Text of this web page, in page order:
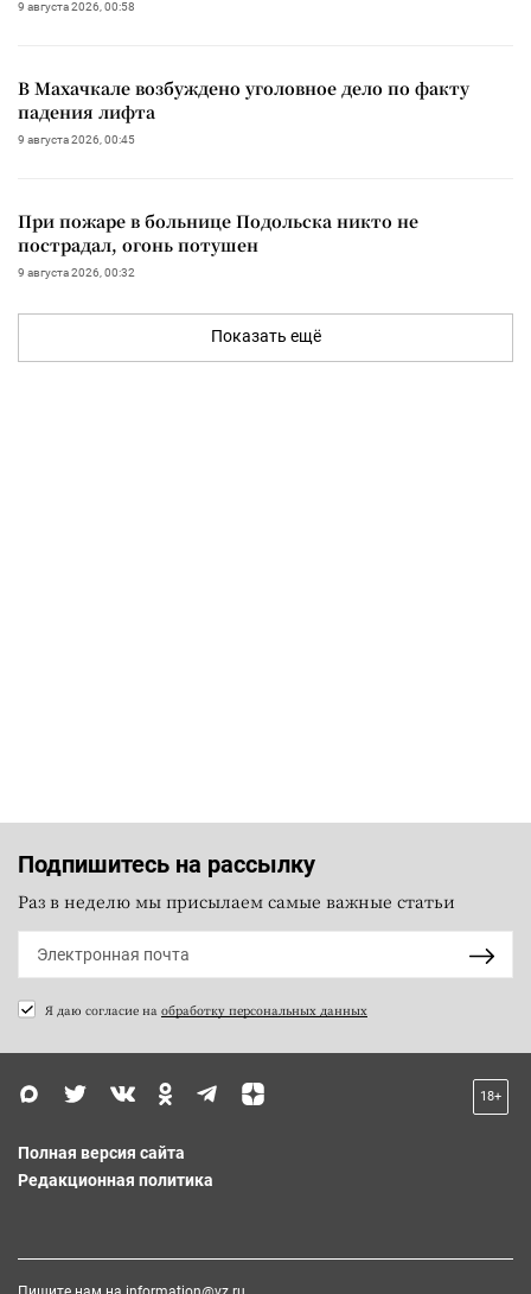
9 августа 2026, 00:58
В Махачкале возбуждено уголовное дело по факту
падения лифта
9 августа 2026, 00:45
При пожаре в больнице Подольска никто не
пострадал, огонь потушен
9 августа 2026, 00:32
Показать ещё
Подпишитесь на рассылку
Раз в неделю мы присылаем самые важные статьи
Я даю согласие на обработку персональных данных
18+
Полная версия сайта
Редакционная политика